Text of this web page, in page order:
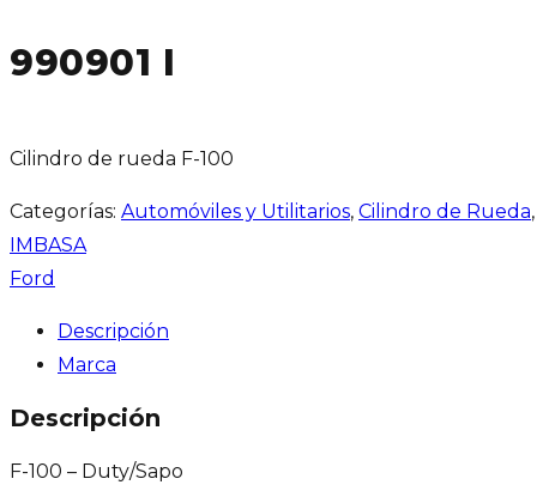
990901 I
Cilindro de rueda F-100
Categorías: Automóviles y Utilitarios, Cilindro de Rueda
IMBASA
Ford
Descripción
Marca
Descripción
F-100 – Duty/Sapo